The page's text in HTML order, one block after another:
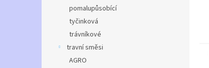
pomalupůsobící
tyčinková
trávníkové
travní směsi
AGRO